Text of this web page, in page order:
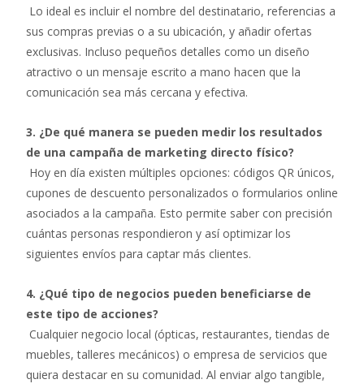
Lo ideal es incluir el nombre del destinatario, referencias a
sus compras previas o a su ubicación, y añadir ofertas
exclusivas. Incluso pequeños detalles como un diseño
atractivo o un mensaje escrito a mano hacen que la
comunicación sea más cercana y efectiva.
3. ¿De qué manera se pueden medir los resultados
de una campaña de marketing directo físico?
Hoy en día existen múltiples opciones: códigos QR únicos,
cupones de descuento personalizados o formularios online
asociados a la campaña. Esto permite saber con precisión
cuántas personas respondieron y así optimizar los
siguientes envíos para captar más clientes.
4. ¿Qué tipo de negocios pueden beneficiarse de
este tipo de acciones?
Cualquier negocio local (ópticas, restaurantes, tiendas de
muebles, talleres mecánicos) o empresa de servicios que
quiera destacar en su comunidad. Al enviar algo tangible,